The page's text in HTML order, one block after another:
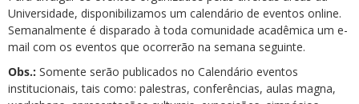
Universidade, disponibilizamos um calendário de eventos online.
Semanalmente é disparado à toda comunidade acadêmica um e-
mail com os eventos que ocorrerão na semana seguinte.
Obs.: Somente serão publicados no Calendário eventos
institucionais, tais como: palestras, conferências, aulas magna,